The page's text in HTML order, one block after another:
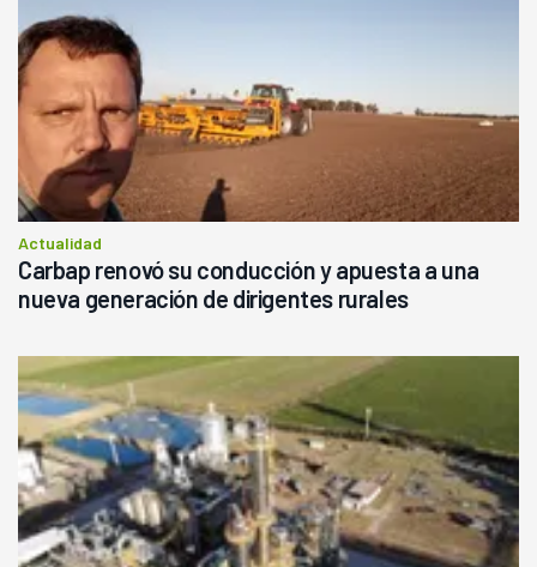
Actualidad
Carbap renovó su conducción y apuesta a una
nueva generación de dirigentes rurales